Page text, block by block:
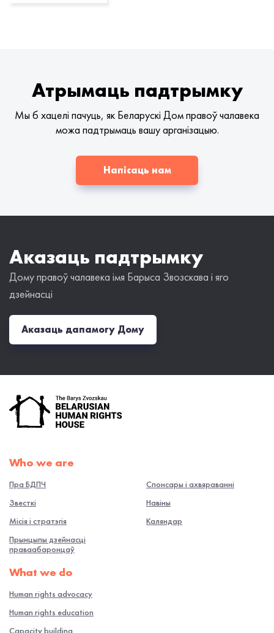
Атрымаць падтрымку
Мы б хацелі пачуць, як Беларускі Дом правоў чалавека
можа падтрымаць вашу арганізацыю.
Напісаць нам
Аказаць падтрымку
Дому правоў чалавека імя Барыса Звозскава і яго
дзейнасці
Аказаць дапамогу Дому
Who we are
Пра БДПЧ
Звесткі
Місія і стратэгія
Прынцыпы дзейнасці
праваабаронцаў
Спонсары і ахвяраванні
Навiны
Каляндар
What we do
Human rights advocacy
Human rights education
Capacity building